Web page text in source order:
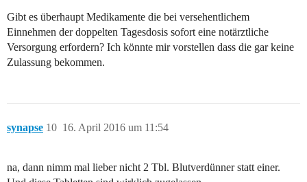
Gibt es überhaupt Medikamente die bei versehentlichem
Einnehmen der doppelten Tagesdosis sofort eine notärztliche
Versorgung erfordern? Ich könnte mir vorstellen dass die gar keine
Zulassung bekommen.
synapse 16. April 2016 um 11:54
10
na, dann nimm mal lieber nicht 2 Tbl. Blutverdünner statt einer.